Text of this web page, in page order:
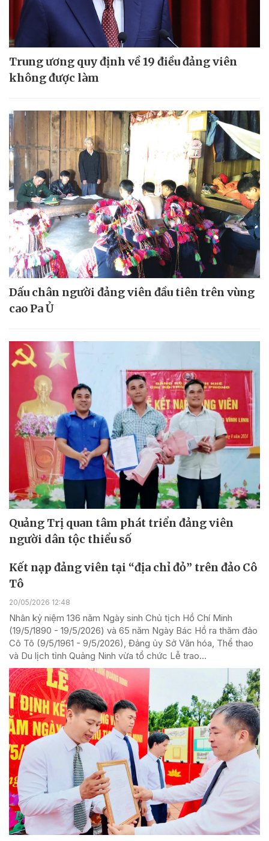
Trung ương quy định về 19 điều đảng viên
không được làm
Dấu chân người đảng viên đầu tiên trên vùng
cao Pa Ủ
Quảng Trị quan tâm phát triển đảng viên
người dân tộc thiểu số
Kết nạp đảng viên tại “địa chỉ đỏ” trên đảo Cô
Tô
20/05/2026 12:48
Nhân kỷ niệm 136 năm Ngày sinh Chủ tịch Hồ Chí Minh
(19/5/1890 - 19/5/2026) và 65 năm Ngày Bác Hồ ra thăm đảo
Cô Tô (9/5/1961 - 9/5/2026), Đảng ủy Sở Văn hóa, Thể thao
và Du lịch tỉnh Quảng Ninh vừa tổ chức Lễ trao...